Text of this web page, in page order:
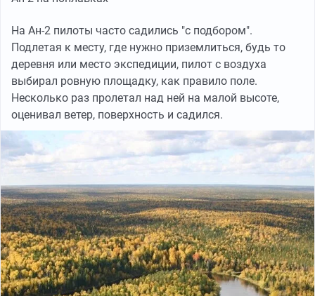
На Ан-2 пилоты часто садились "с подбором".
Подлетая к месту, где нужно приземлиться, будь то
деревня или место экспедиции, пилот с воздуха
выбирал ровную площадку, как правило поле.
Несколько раз пролетал над ней на малой высоте,
оценивал ветер, поверхность и садился.